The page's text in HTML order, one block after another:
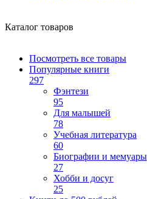
Каталог товаров
Посмотреть все товары
Популярные книги
297
Фэнтези
95
Для малышей
78
Учебная литература
60
Биографии и мемуары
27
Хобби и досуг
25